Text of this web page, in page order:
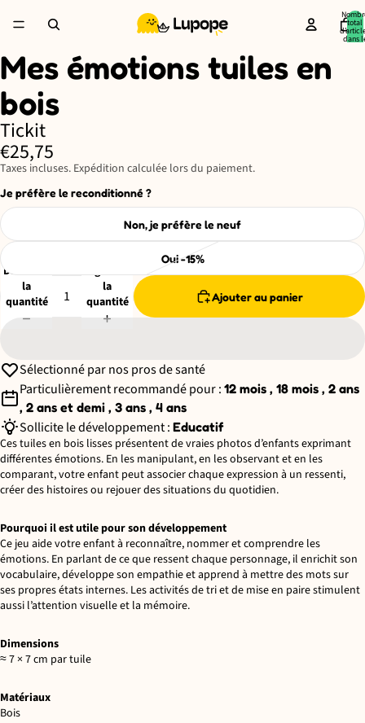
total
dans
Ouvrir
l’image
en
plein
écran
Mes émotions tuiles en
bois
Tickit
€25,75
Taxes incluses. Expédition calculée lors du paiement.
Je préfère le reconditionné ?
Non, je préfère le neuf
Oui -15%
Diminuer
la
quantité
Augmenter
la
quantité
Ajouter au panier
Sélectionné par nos pros de santé
Particulièrement recommandé pour : 12 mois , 18 mois , 2 ans
, 2 ans et demi , 3 ans , 4 ans
Sollicite le développement : Educatif
Ces tuiles en bois lisses présentent de vraies photos d’enfants exprimant
différentes émotions. En les manipulant, en les observant et en les
comparant, votre enfant peut associer chaque expression à un ressenti,
créer des histoires ou rejouer des situations du quotidien.
Pourquoi il est utile pour son développement
Ce jeu aide votre enfant à reconnaître, nommer et comprendre les
émotions. En parlant de ce que ressent chaque personnage, il enrichit son
vocabulaire, développe son empathie et apprend à mettre des mots sur
ses propres états internes. Les activités de tri et de mise en paire stimulent
aussi l’attention visuelle et la mémoire.
Dimensions
≈ 7 × 7 cm par tuile
Matériaux
Bois